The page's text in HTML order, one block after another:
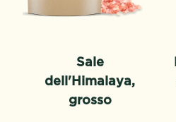
Sale
dell'Himalaya,
grosso